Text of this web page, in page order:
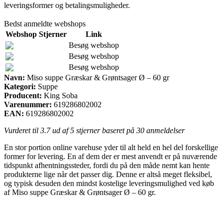
leveringsformer og betalingsmuligheder.
Bedst anmeldte webshops
Webshop Stjerner
Link
Besøg webshop
Besøg webshop
Besøg webshop
Navn: Miso suppe Græskar & Grøntsager Ø – 60 gr
Kategori: Suppe
Producent: King Soba
Varenummer: 619286802002
EAN: 619286802002
Vurderet til 3.7ud af 5 stjerner baseret på 30 anmeldelser
En stor portion online varehuse yder til alt held en hel del forskellige
former for levering. En af dem der er mest anvendt er på nuværende
tidspunkt afhentningssteder, fordi du på den måde nemt kan hente
produkterne lige når det passer dig. Denne er altså meget fleksibel,
og typisk desuden den mindst kostelige leveringsmulighed ved køb
af Miso suppe Græskar & Grøntsager Ø – 60 gr.